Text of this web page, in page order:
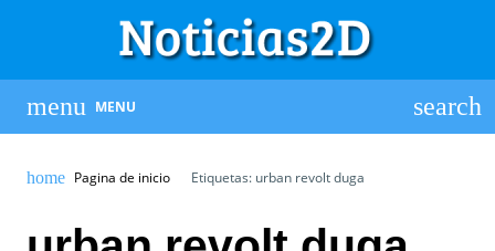
MENU
Pagina de inicio Etiquetas: urban revolt duga